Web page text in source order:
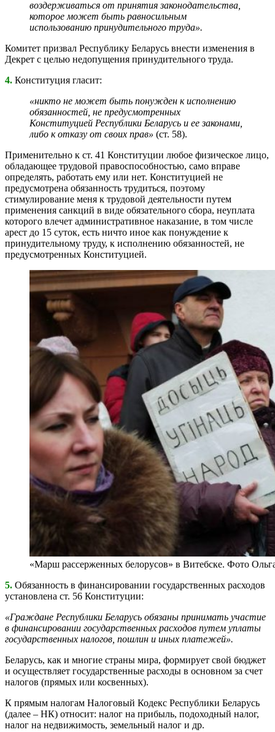
воздерживаться от принятия законодательства,
которое может быть равносильным
использованию принудительного труда».
Комитет призвал Республику Беларусь внести изменения в
Декрет с целью недопущения принудительного труда.
4. Конституция гласит:
«никто не может быть понужден к исполнению
обязанностей, не предусмотренных
Конституцией Республики Беларусь и ее законами,
либо к отказу от своих прав» (ст. 58).
Применительно к ст. 41 Конституции любое физическое лицо,
обладающее трудовой правоспособностью, само вправе
определять, работать ему или нет. Конституцией не
предусмотрена обязанность трудиться, поэтому
стимулирование меня к трудовой деятельности путем
применения санкций в виде обязательного сбора, неуплата
которого влечет административное наказание, в том числе
арест до 15 суток, есть ничто иное как понуждение к
принудительному труду, к исполнению обязанностей, не
предусмотренных Конституцией.
«Марш рассерженных белорусов» в Витебске. Фото
5. Обязанность в финансировании государственных расходов
установлена ст. 56 Конституции:
«Граждане Республики Беларусь обязаны принимать участие
в финансировании государственных расходов путем уплаты
государственных налогов, пошлин и иных платежей».
Беларусь, как и многие страны мира, формирует свой бюджет
и осуществляет государственные расходы в основном за счет
налогов (прямых или косвенных).
К прямым налогам Налоговый Кодекс Республики Беларусь
(далее – НК) относит: налог на прибыль, подоходный налог,
налог на недвижимость, земельный налог и др.